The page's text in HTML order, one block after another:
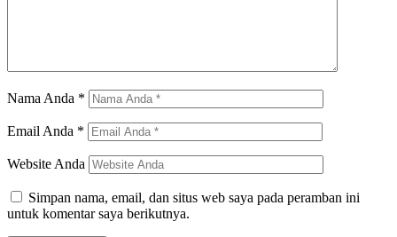
Nama Anda *
Email Anda *
Website Anda
Simpan nama, email, dan situs web saya pada peramban ini
untuk komentar saya berikutnya.